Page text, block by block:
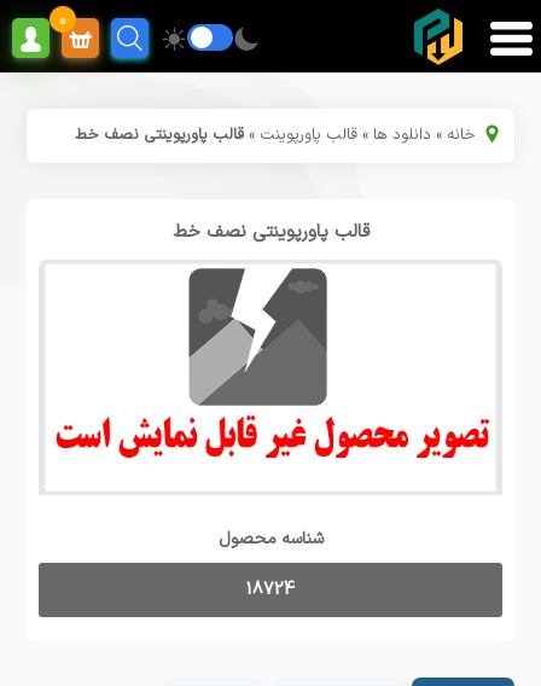
0
خانه » دانلود ها »قالب پاورپوینت »قالب پاورپوینتی نصف خط
قالب پاورپوینتی نصف خط
شناسه محصول
18724